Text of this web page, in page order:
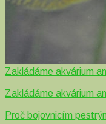
Zakládáme akvárium
Zakládáme akvárium
Proč bojovnicím